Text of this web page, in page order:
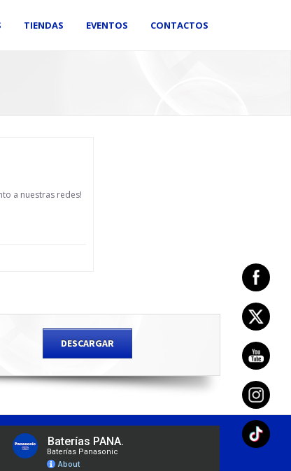
TIENDAS EVENTOS CONTACTOS
a nuestras redes!
DESCARGAR